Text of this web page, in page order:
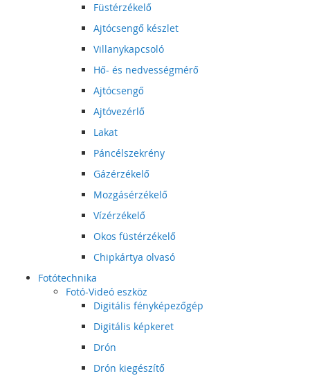
Füstérzékelő
Ajtócsengő készlet
Villanykapcsoló
Hő- és nedvességmérő
Ajtócsengő
Ajtóvezérlő
Lakat
Páncélszekrény
Gázérzékelő
Mozgásérzékelő
Vízérzékelő
Okos füstérzékelő
Chipkártya olvasó
Fotótechnika
Fotó-Videó eszköz
Digitális fényképezőgép
Digitális képkeret
Drón
Drón kiegészítő